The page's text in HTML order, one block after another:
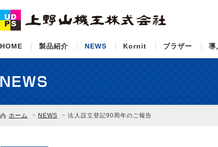
HOME 製品紹介 NEWS Kornit ブラザー 導
ホーム NEWS 法人設立登記90周年のご報告